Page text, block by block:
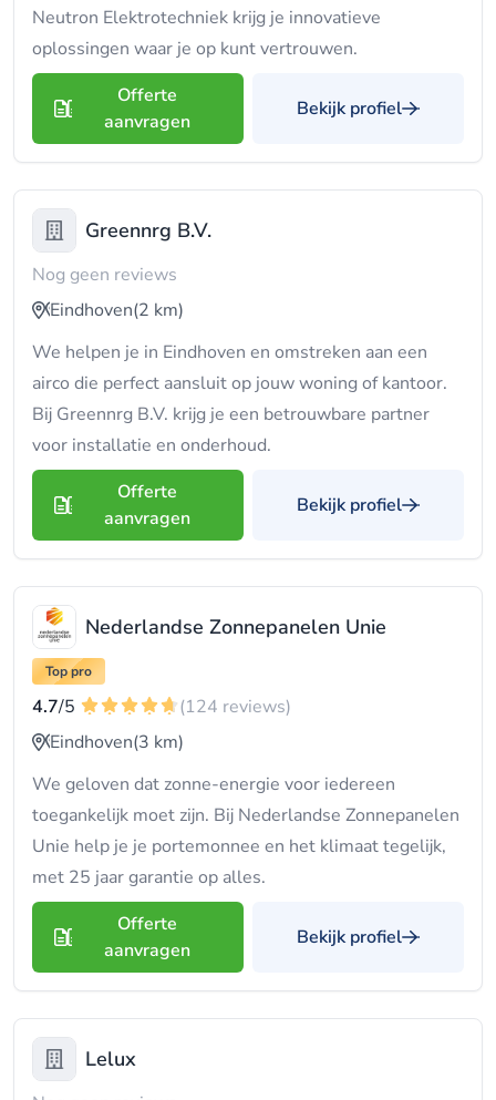
Neutron Elektrotechniek krijg je innovatieve
oplossingen waar je op kunt vertrouwen.
Offerte
aanvragen
Bekijk profiel
Greennrg B.V.
Nog geen reviews
Eindhoven(2 km)
We helpen je in Eindhoven en omstreken aan een
airco die perfect aansluit op jouw woning of kantoor.
Bij Greennrg B.V. krijg je een betrouwbare partner
voor installatie en onderhoud.
Offerte
aanvragen
Bekijk profiel
Nederlandse Zonnepanelen Unie
Top pro
4.7/5
(124 reviews)
Eindhoven(3 km)
We geloven dat zonne-energie voor iedereen
toegankelijk moet zijn. Bij Nederlandse Zonnepanelen
Unie help je je portemonnee en het klimaat tegelijk,
met 25 jaar garantie op alles.
Offerte
aanvragen
Bekijk profiel
Lelux